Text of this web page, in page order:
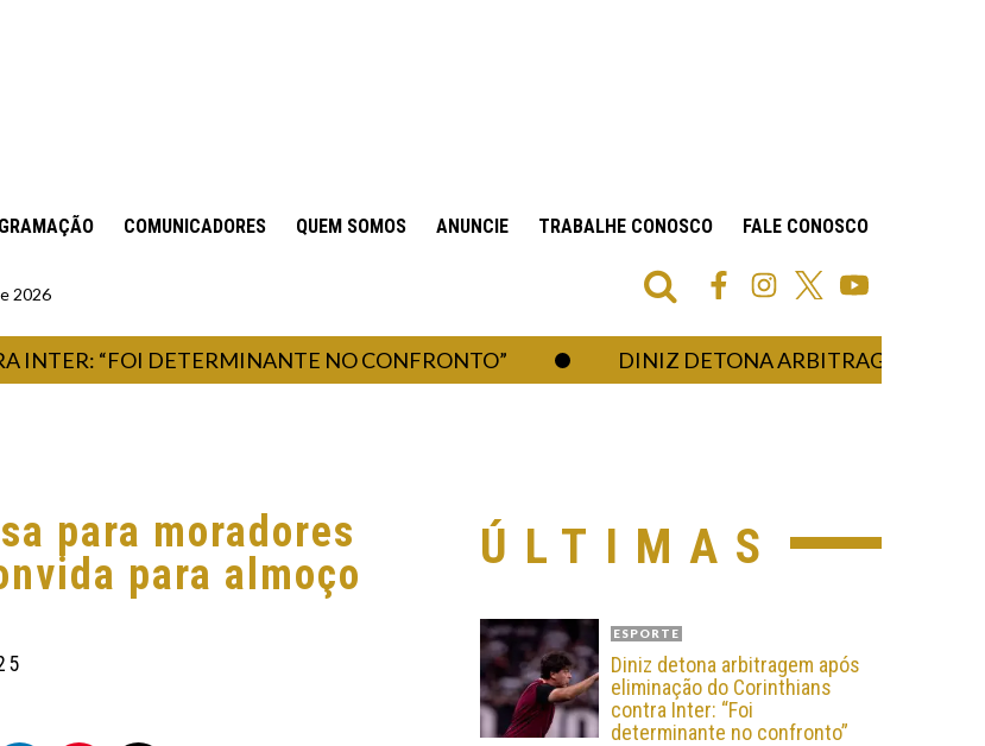
COMUNICADORES QUEM SOMOS ANUNCIE TRABALHE CONOSCO FALE CONOSCO
2026
“FOI DETERMINANTE NO CONFRONTO” DINIZ DETONA ARBITRAGEM APÓS
para moradores
para almoço
ÚLTIMAS
ESPORTE
Diniz detona arbitragem após
eliminação do Corinthians
contra Inter: “Foi
determinante no confronto”